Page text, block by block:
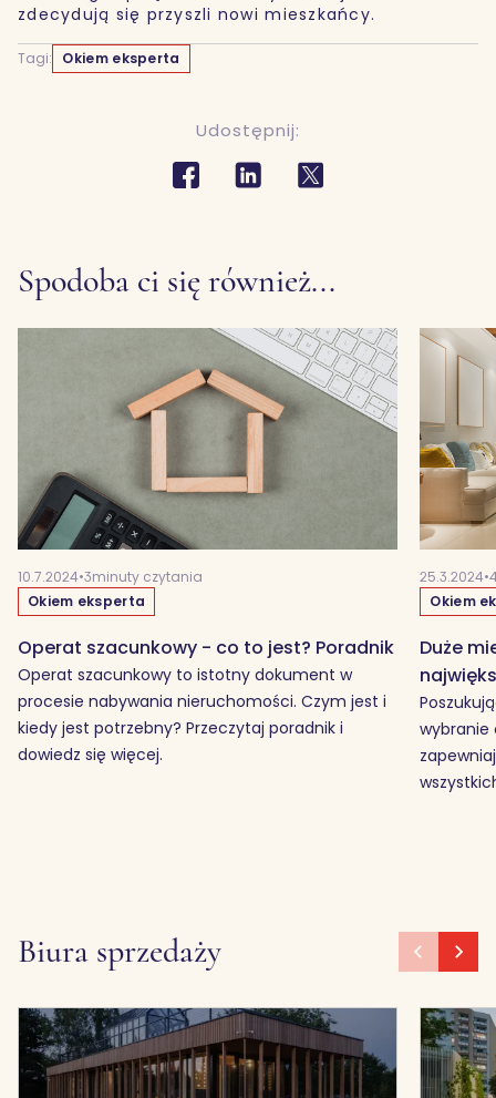
zdecydują się przyszli nowi mieszkańcy.
Tagi: Okiem eksperta
Udostępnij:
Spodoba ci się również...
10.7.2024•3minuty czytania
Okiem eksperta
Operat szacunkowy - co to jest? Poradnik
Operat szacunkowy to istotny dokument w
procesie nabywania nieruchomości. Czym jest i
kiedy jest potrzebny? Przeczytaj poradnik i
dowiedz się więcej.
25.3.2024•
Okiem
Duże
wybranie
Biura sprzedaży